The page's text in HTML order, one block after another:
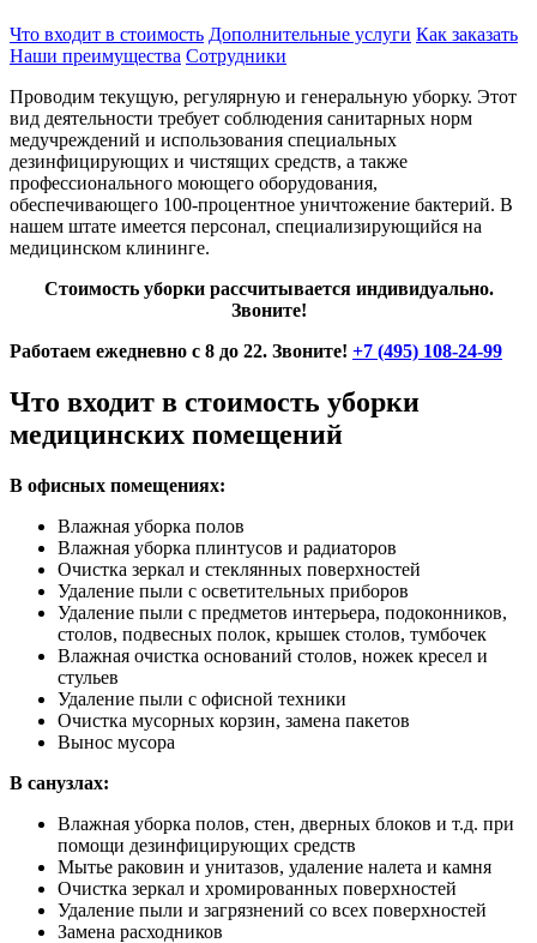
Что входит в стоимость Дополнительные услуги Как заказать
Наши преимущества Сотрудники
Проводим текущую, регулярную и генеральную уборку. Этот
вид деятельности требует соблюдения санитарных норм
медучреждений и использования специальных
дезинфицирующих и чистящих средств, а также
профессионального моющего оборудования,
обеспечивающего 100-процентное уничтожение бактерий. В
нашем штате имеется персонал, специализирующийся на
медицинском клининге.
Стоимость уборки рассчитывается индивидуально.
Звоните!
Работаем ежедневно с 8 до 22. Звоните! +7 (495) 108-24-99
Что входит в стоимость уборки
медицинских помещений
В офисных помещениях:
Влажная уборка полов
Влажная уборка плинтусов и радиаторов
Очистка зеркал и стеклянных поверхностей
Удаление пыли с осветительных приборов
Удаление пыли с предметов интерьера, подоконников,
столов, подвесных полок, крышек столов, тумбочек
Влажная очистка оснований столов, ножек кресел и
стульев
Удаление пыли с офисной техники
Очистка мусорных корзин, замена пакетов
Вынос мусора
В санузлах:
Влажная уборка полов, стен, дверных блоков и т.д. при
помощи дезинфицирующих средств
Мытье раковин и унитазов, удаление налета и камня
Очистка зеркал и хромированных поверхностей
Удаление пыли и загрязнений со всех поверхностей
Замена расходников